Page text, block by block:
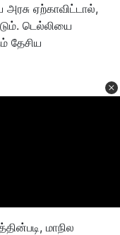
ஏற்காவிட்டால்,
டெல்லியை
தேசிய
மாநில